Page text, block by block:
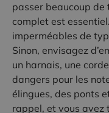
passer beaucoup de
complet est
imperméables de
Sinon, envisagez
un harnais, une
dangers pour les
élingues, des ponts
rappel, et vous avez